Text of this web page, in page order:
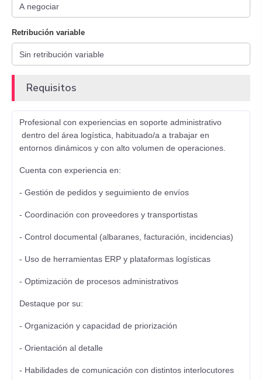
Retribución variable
Requisitos
Profesional con experiencias en soporte administrativo
dentro del área logística, habituado/a a trabajar en
entornos dinámicos y con alto volumen de operaciones.
Cuenta con experiencia en:
- Gestión de pedidos y seguimiento de envíos
- Coordinación con proveedores y transportistas
- Control documental (albaranes, facturación, incidencias)
- Uso de herramientas ERP y plataformas logísticas
- Optimización de procesos administrativos
Destaque por su:
- Organización y capacidad de priorización
- Orientación al detalle
- Habilidades de comunicación con distintos interlocutores